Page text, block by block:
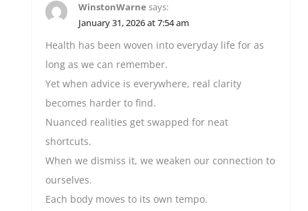
WinstonWarne says:
January 31, 2026 at 7:54 am
Health has been woven into everyday life for as
long as we can remember.
Yet when advice is everywhere, real clarity
becomes harder to find.
Nuanced realities get swapped for neat
shortcuts.
When we dismiss it, we weaken our connection to
ourselves.
Each body moves to its own tempo.